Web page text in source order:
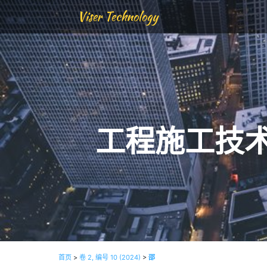
Viser Technology
工程施工技
首页 > 卷 2, 编号 10 (2024) > 邵